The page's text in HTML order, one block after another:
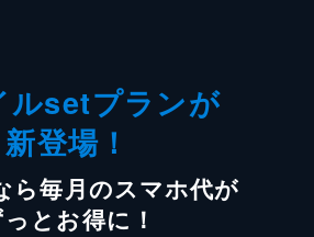
ルsetプランが
新登場！
ら毎月のスマホ代が
とお得に！